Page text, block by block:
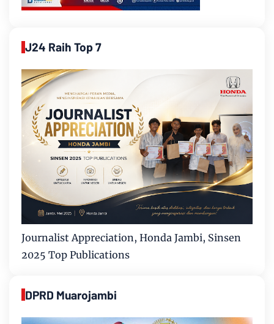
J24 Raih Top 7
Journalist Appreciation, Honda Jambi, Sinsen
2025 Top Publications
DPRD Muarojambi